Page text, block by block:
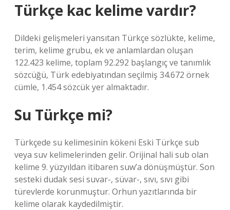
Türkçe kac kelime vardır?
Dildeki gelişmeleri yansıtan Türkçe sözlükte, kelime,
terim, kelime grubu, ek ve anlamlardan oluşan
122.423 kelime, toplam 92.292 başlangıç ​​ve tanımlık
sözcüğü, Türk edebiyatından seçilmiş 34.672 örnek
cümle, 1.454 sözcük yer almaktadır.
Su Türkçe mi?
Türkçede su kelimesinin kökeni Eski Türkçe sub
veya suv kelimelerinden gelir. Orijinal hali sub olan
kelime 9. yüzyıldan itibaren suw’a dönüşmüştür. Son
sesteki dudak sesi suvar-, süvar-, sıvı, sıvı gibi
türevlerde korunmuştur. Orhun yazıtlarında bir
kelime olarak kaydedilmiştir.